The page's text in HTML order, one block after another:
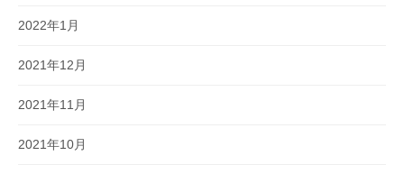
2022年1月
2021年12月
2021年11月
2021年10月